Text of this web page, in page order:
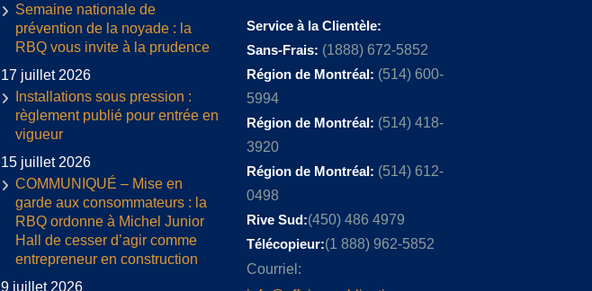
Semaine nationale de
prévention de la noyade : la
RBQ vous invite à la prudence
17 juillet 2026
Installations sous pression :
règlement publié pour entrée en
vigueur
15 juillet 2026
COMMUNIQUÉ – Mise en
garde aux consommateurs : la
RBQ ordonne à Michel Junior
Hall de cesser d’agir comme
entrepreneur en construction
9 juillet 2026
Service à la Clientèle:
Sans-Frais: (1888) 672-5852
Région de Montréal: (514) 600-
5994
Région de Montréal: (514) 418-
3920
Région de Montréal: (514) 612-
0498
Rive Sud:(450) 486 4979
Télécopieur:(1 888) 962-5852
Courriel: